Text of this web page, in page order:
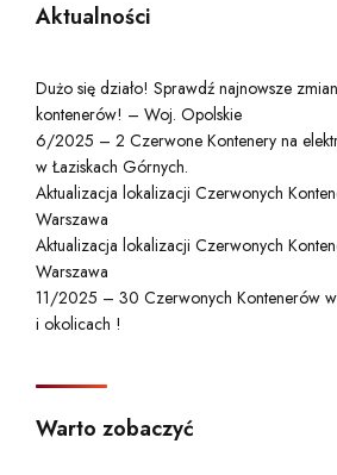
Aktualności
Dużo się działo! Sprawdź najnowsze
kontenerów! – Woj. Opolskie
6/2025 – 2 Czerwone Kontenery na
w Łaziskach Górnych.
Aktualizacja lokalizacji Czerwonych
Warszawa
Aktualizacja lokalizacji Czerwonych
Warszawa
11/2025 – 30 Czerwonych Kontenerów
i okolicach !
Warto zobaczyć